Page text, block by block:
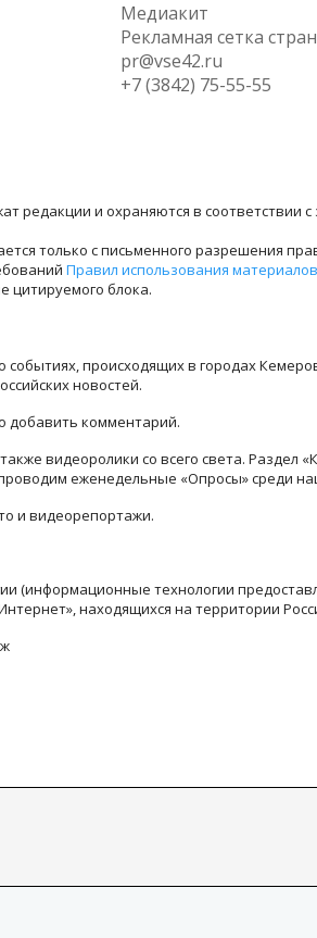
Медиакит
Рекламная сетка
pr@vse42.ru
+7 (3842) 75-55-55
редакции и охраняются в соответствии
только с письменного разрешения
Правил использования материалов
цитируемого блока.
событиях, происходящих в городах
новостей.
добавить комментарий.
видеоролики со всего света. Раздел
еженедельные «Опросы» среди
и видеорепортажи.
(информационные технологии
находящихся на территории